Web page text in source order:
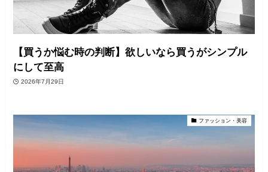
【買うか悩む時の判断】欲しいなら買うがシンプル
にして至高
2026年7月29日
ファッション・美容